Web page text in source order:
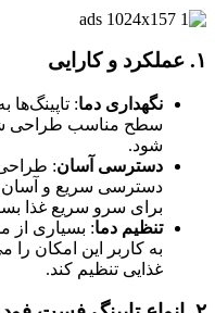
۱. عملکرد و کارایی
نگهداری دما:
سطح مناسب طراحی
شود.
دسترسی آسان:
دسترسی سریع و آسان
برای سرو سریع غذا
تنظیم دما: بسیاری از
به کاربر این امکان را
غذایی تنظیم کند.